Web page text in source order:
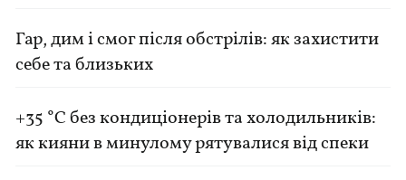
Гар, дим і смог після обстрілів: як захистити
себе та близьких
+35 °C без кондиціонерів та холодильників:
як кияни в минулому рятувалися від спеки